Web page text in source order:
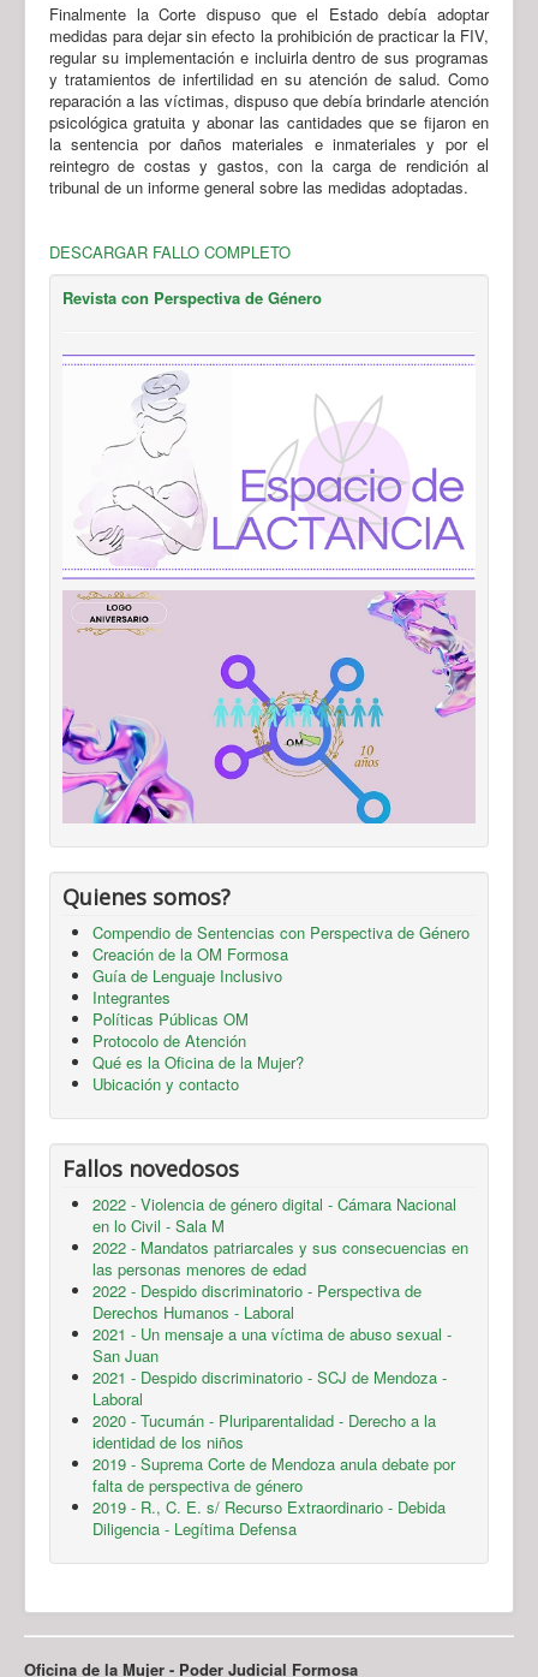
Finalmente la Corte dispuso que el Estado debía adoptar
medidas para dejar sin efecto la prohibición de practicar la FIV,
regular su implementación e incluirla dentro de sus programas
y tratamientos de infertilidad en su atención de salud. Como
reparación a las víctimas, dispuso que debía brindarle atención
psicológica gratuita y abonar las cantidades que se fijaron en
la sentencia por daños materiales e inmateriales y por el
reintegro de costas y gastos, con la carga de rendición al
tribunal de un informe general sobre las medidas adoptadas.
DESCARGAR FALLO COMPLETO
Revista con Perspectiva de Género
Quienes somos?
Compendio de Sentencias con Perspectiva de Género
Creación de la OM Formosa
Guía de Lenguaje Inclusivo
Integrantes
Políticas Públicas OM
Protocolo de Atención
Qué es la Oficina de la Mujer?
Ubicación y contacto
Fallos novedosos
2022 - Violencia de género digital - Cámara Nacional
en lo Civil - Sala M
2022 - Mandatos patriarcales y sus consecuencias en
las personas menores de edad
2022 - Despido discriminatorio - Perspectiva de
Derechos Humanos - Laboral
2021 - Un mensaje a una víctima de abuso sexual -
San Juan
2021 - Despido discriminatorio - SCJ de Mendoza -
Laboral
2020 - Tucumán - Pluriparentalidad - Derecho a la
identidad de los niños
2019 - Suprema Corte de Mendoza anula debate por
falta de perspectiva de género
2019 - R., C. E. s/ Recurso Extraordinario - Debida
Diligencia - Legítima Defensa
Oficina de la Mujer - Poder Judicial Formosa